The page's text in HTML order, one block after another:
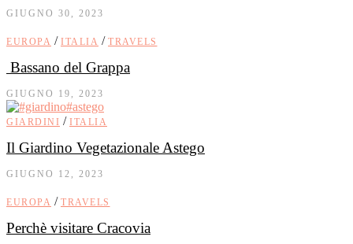
GIUGNO 30, 2023
EUROPA / ITALIA / TRAVELS
Bassano del Grappa
GIUGNO 19, 2023
GIARDINI / ITALIA
Il Giardino Vegetazionale Astego
GIUGNO 12, 2023
EUROPA / TRAVELS
Perchè visitare Cracovia